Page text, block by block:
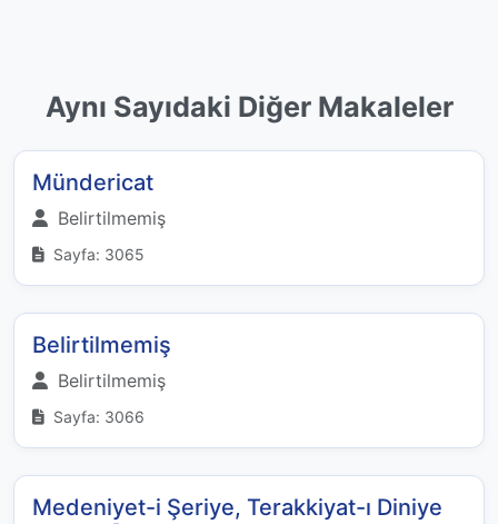
Aynı Sayıdaki Diğer Makaleler
Mündericat
Belirtilmemiş
Sayfa: 3065
Belirtilmemiş
Belirtilmemiş
Sayfa: 3066
Medeniyet-i Şeriye, Terakkiyat-ı Diniye